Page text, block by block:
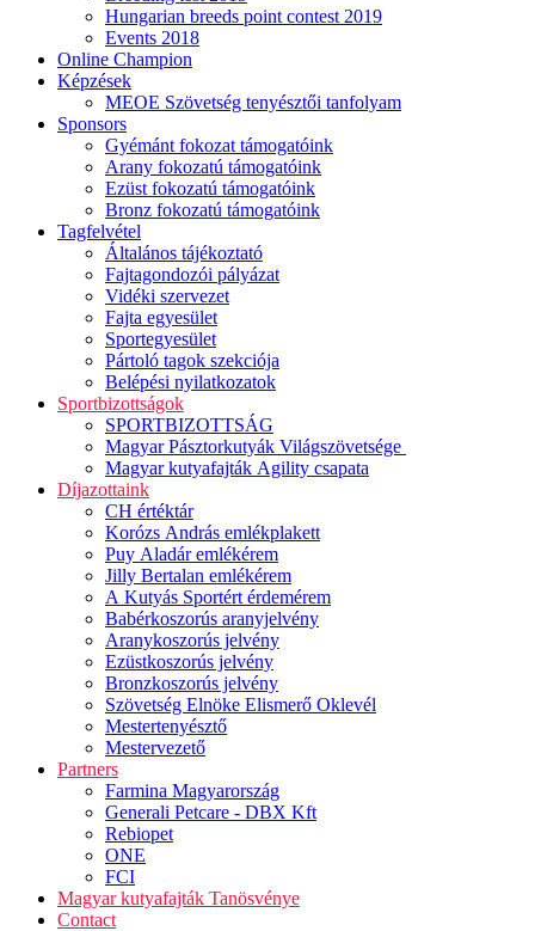
Hungarian breeds point contest 2019
Events 2018
Online Champion
Képzések
MEOE Szövetség tenyésztői tanfolyam
Sponsors
Gyémánt fokozat támogatóink
Arany fokozatú támogatóink
Ezüst fokozatú támogatóink
Bronz fokozatú támogatóink
Tagfelvétel
Általános tájékoztató
Fajtagondozói pályázat
Vidéki szervezet
Fajta egyesület
Sportegyesület
Pártoló tagok szekciója
Belépési nyilatkozatok
Sportbizottságok
SPORTBIZOTTSÁG
Magyar Pásztorkutyák Világszövetsége
Magyar kutyafajták Agility csapata
Díjazottaink
CH értéktár
Korózs András emlékplakett
Puy Aladár emlékérem
Jilly Bertalan emlékérem
A Kutyás Sportért érdemérem
Babérkoszorús aranyjelvény
Aranykoszorús jelvény
Ezüstkoszorús jelvény
Bronzkoszorús jelvény
Szövetség Elnöke Elismerő Oklevél
Mestertenyésztő
Mestervezető
Partners
Farmina Magyarország
Generali Petcare - DBX Kft
Rebiopet
ONE
FCI
Magyar kutyafajták Tanösvénye
Contact